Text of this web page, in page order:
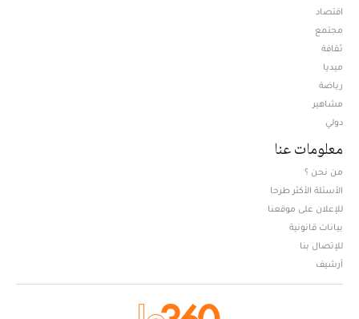
اقتصاد
مجتمع
ثقافة
ميديا
رياضة
مشاهير
دولي
معلومات عنا
من نحن ؟
الأسئلة الأكثر طرحا
للإعلان على موقعنا
بيانات قانونية
للإتصال بنا
أرشيف